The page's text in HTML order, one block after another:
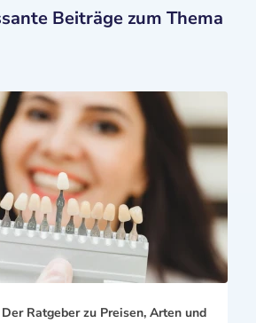
Beiträge zum Thema
Ratgeber zu Preisen, Arten und